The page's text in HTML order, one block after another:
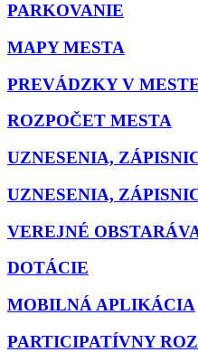
PARKOVANIE
MAPY MESTA
PREVÁDZKY V
ROZPOČET MESTA
UZNESENIA,
UZNESENIA,
VEREJNÉ
DOTÁCIE
MOBILNÁ APLIKÁCIA
PARTICIPATÍVNY